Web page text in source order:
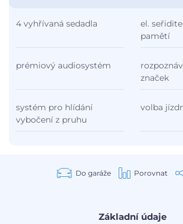
4 vyhřívaná sedadla
el.
pamětí
prémiový audiosystém
značek
systém pro hlídání
vybočení z pruhu
volba
Do garáže Porovnat
Základní údaje